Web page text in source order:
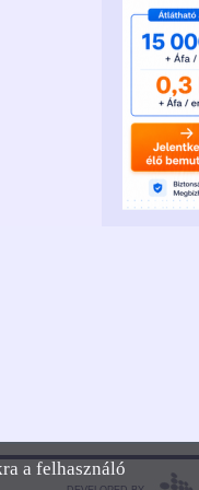
a felhasználó